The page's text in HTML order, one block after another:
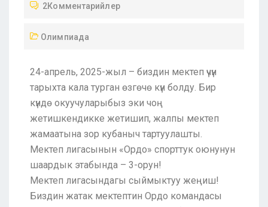
2Комментарийлер
Олимпиада
24-апрель, 2025-жыл – биздин мектеп үчүн
тарыхта кала турган өзгөчө күн болду. Бир
күндө окуучуларыбыз эки чоң
жетишкендикке жетишип, жалпы мектеп
жамаатына зор кубаныч тартуулашты.
Мектеп лигасынын «Ордо» спорттук оюнунун
шаардык этабында – 3-орун!
Мектеп лигасындагы сыймыктуу жеңиш!
Биздин жатак мектептин Ордо командасы